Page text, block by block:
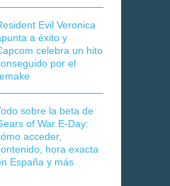
Evil Veronica
a éxito y
celebra un hito
por el
sobre la beta de
of War E-Day:
acceder,
hora exacta
España y más